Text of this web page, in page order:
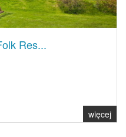
Res...
więcej